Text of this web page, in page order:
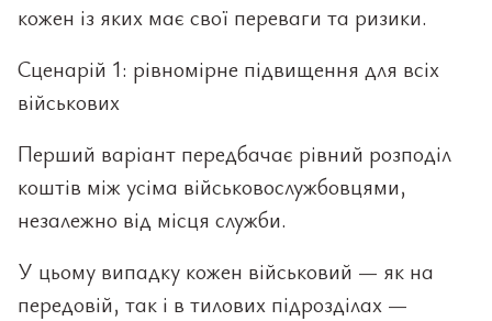
кожен із яких має свої переваги та ризики.
Сценарій 1: рівномірне підвищення для всіх
військових
Перший варіант передбачає рівний розподіл
коштів між усіма військовослужбовцями,
незалежно від місця служби.
У цьому випадку кожен військовий — як на
передовій, так і в тилових підрозділах —